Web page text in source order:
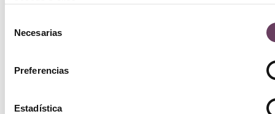
Necesarias
Preferencias
Estadística